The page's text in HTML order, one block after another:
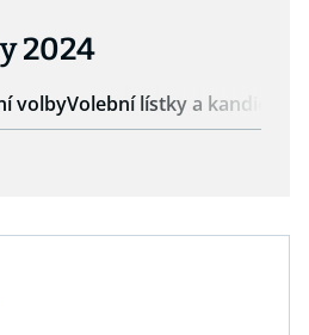
2024
volbyVolební lístky a kandidáti